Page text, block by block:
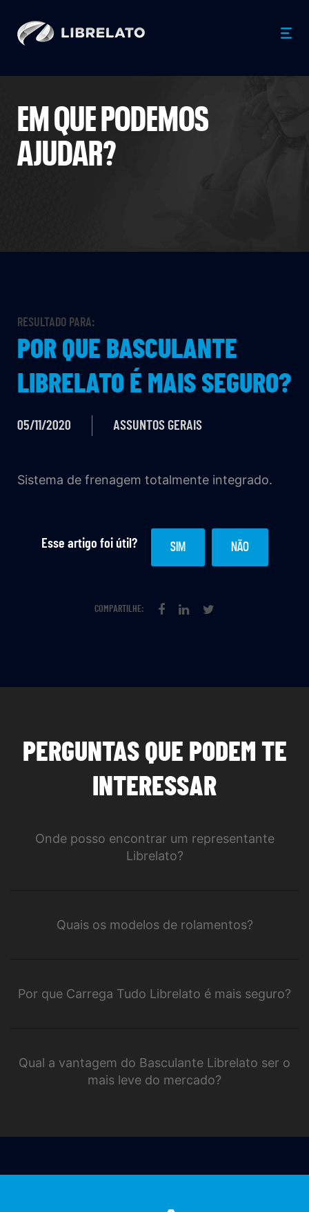
EM QUE PODEMOS
AJUDAR?
RESULTADO PARA:
POR QUE BASCULANTE
LIBRELATO É MAIS SEGURO?
05/11/2020 ASSUNTOS GERAIS
Sistema de frenagem totalmente integrado.
Esse artigo foi útil? SIM NÃO
COMPARTILHE:
PERGUNTAS QUE PODEM TE
INTERESSAR
Onde posso encontrar um representante
Librelato?
Quais os modelos de rolamentos?
Por que Carrega Tudo Librelato é mais seguro?
Qual a vantagem do Basculante Librelato ser o
mais leve do mercado?